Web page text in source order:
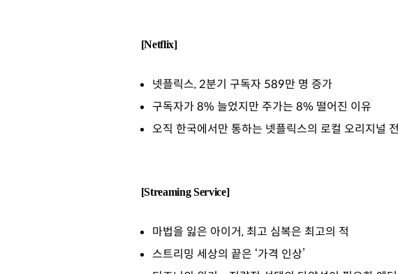
[Netflix]
넷플릭스, 2분기 구독자 589만 명 증가
구독자가 8% 늘었지만 주가는 8% 떨어진 이유
오직 한국에서만 통하는 넷플릭스의 로컬 오리지널
[Streaming Service]
마법을 잃은 아이거, 최고 심복은 최고의 적
스트리밍 세상의 끝은 ‘가격 인상’